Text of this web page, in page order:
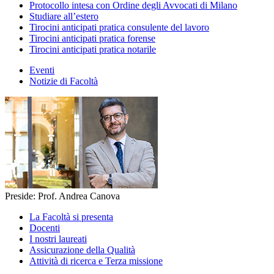
Protocollo intesa con Ordine degli Avvocati di Milano
Studiare all’estero
Tirocini anticipati pratica consulente del lavoro
Tirocini anticipati pratica forense
Tirocini anticipati pratica notarile
Eventi
Notizie di Facoltà
Preside: Prof. Andrea Canova
La Facoltà si presenta
Docenti
I nostri laureati
Assicurazione della Qualità
Attività di ricerca e Terza missione